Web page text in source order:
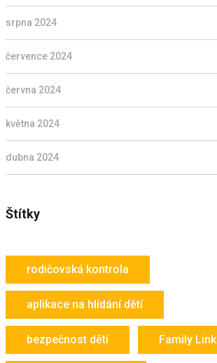
srpna 2024
července 2024
června 2024
května 2024
dubna 2024
Štítky
rodičovská kontrola
aplikace na hlídání dětí
bezpečnost dětí Family Link